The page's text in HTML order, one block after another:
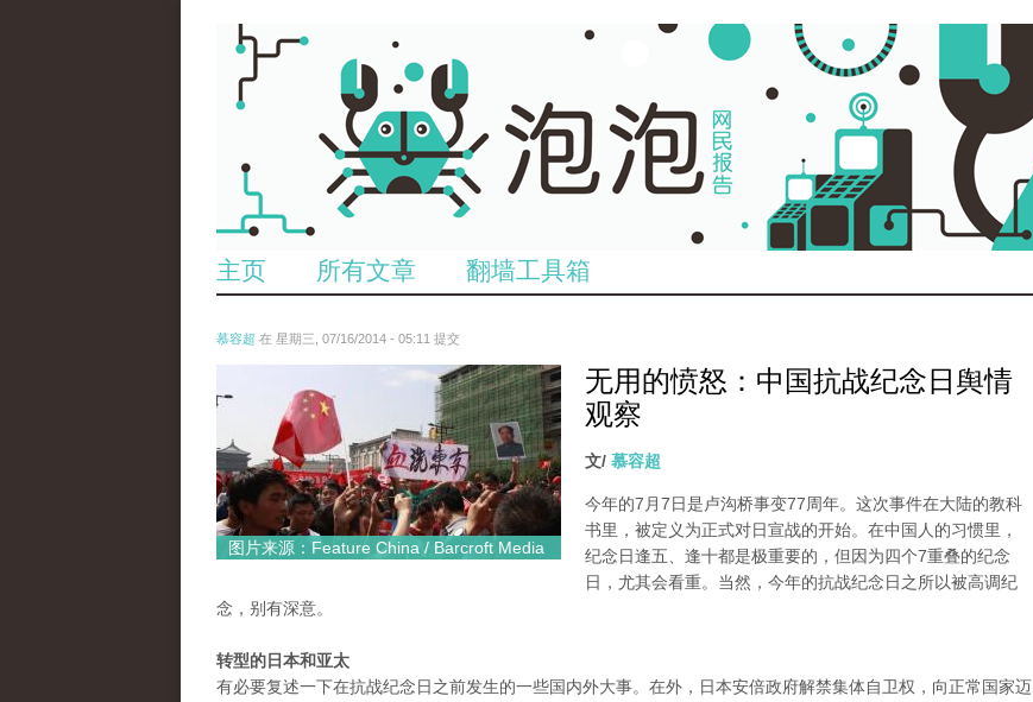
主页 所有文章 翻墙工具箱
慕容超 在 星期三, 07/16/2014 - 05:11 提交
reporters_11563611.jpg
图片来源：Feature China / Barcroft Media
无用的愤怒：中国抗战纪念日舆情
观察
文/ 慕容超
今年的7月7日是卢沟桥事变77周年。这次事件在大陆的教科
书里，被定义为正式对日宣战的开始。在中国人的习惯里，
纪念日逢五、逢十都是极重要的，但因为四个7重叠的纪念
日，尤其会看重。当然，今年的抗战纪念日之所以被高调纪
念，别有深意。
转型的日本和亚太
有必要复述一下在抗战纪念日之前发生的一些国内外大事。在外，日本安倍政府解禁集体自卫权，向正常国家迈